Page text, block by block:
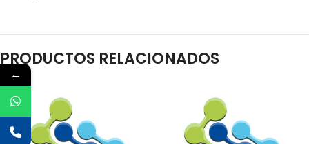
PRODUCTOS RELACIONADOS
←